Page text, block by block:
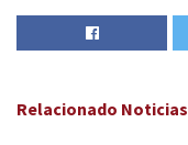
Relacionado Noticias